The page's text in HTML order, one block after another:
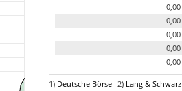
0,00
0,00
0,00
0,00
0,00
1) Deutsche Börse 2) Lang & Schwarz